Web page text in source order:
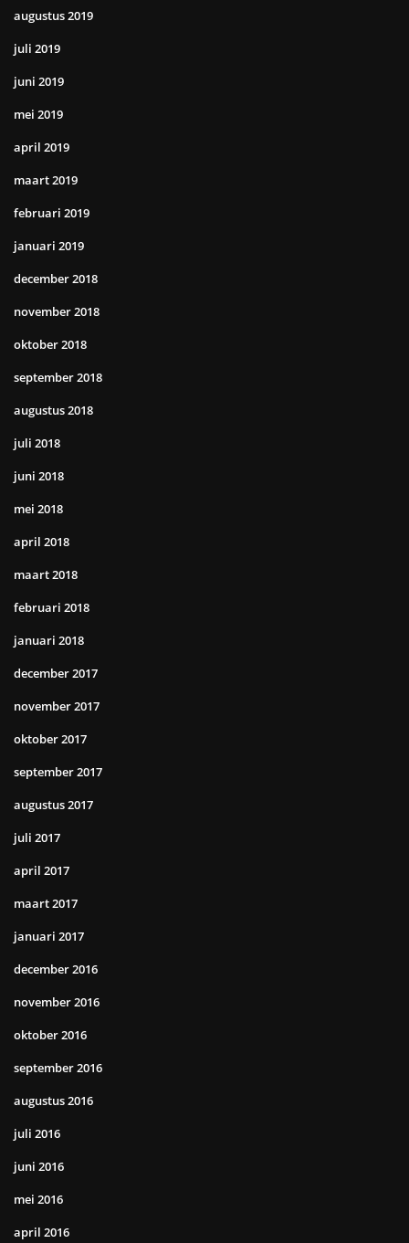
augustus 2019
juli 2019
juni 2019
mei 2019
april 2019
maart 2019
februari 2019
januari 2019
december 2018
november 2018
oktober 2018
september 2018
augustus 2018
juli 2018
juni 2018
mei 2018
april 2018
maart 2018
februari 2018
januari 2018
december 2017
november 2017
oktober 2017
september 2017
augustus 2017
juli 2017
april 2017
maart 2017
januari 2017
december 2016
november 2016
oktober 2016
september 2016
augustus 2016
juli 2016
juni 2016
mei 2016
april 2016